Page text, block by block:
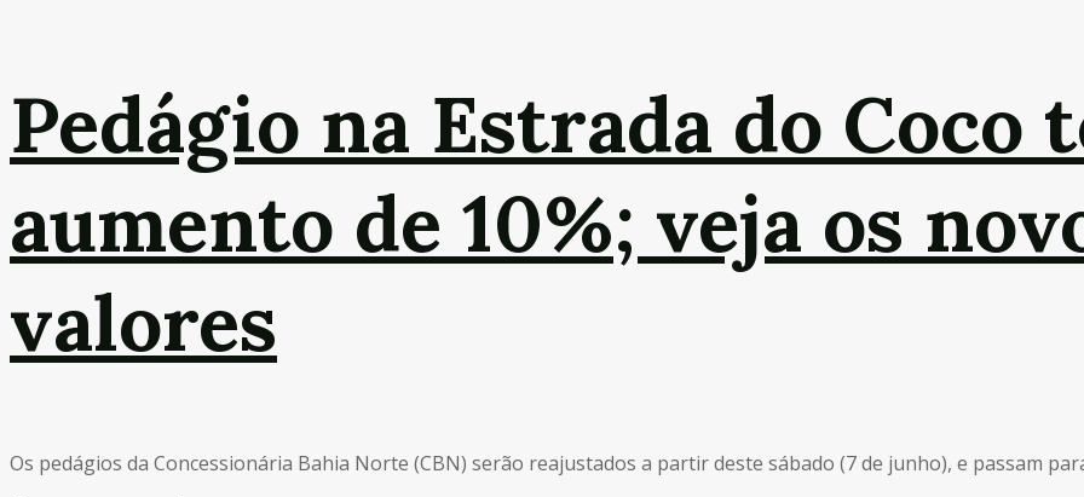
Pedágio na Estrada do Coco
aumento de 10%; veja os
valores
Os pedágios da Concessionária Bahia Norte (CBN) serão reajustados a partir deste sábado (7 de junho), e passam